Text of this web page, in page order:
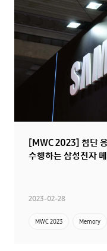
[MWC 2023] 첨단
수행하는 삼성전자
2023-02-28
MWC 2023 Memory